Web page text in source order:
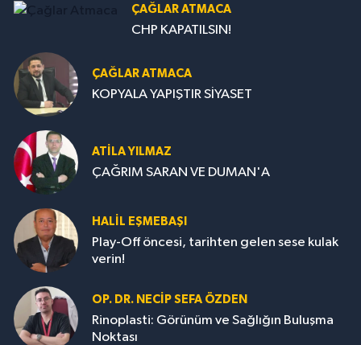
ÇAĞLAR ATMACA
CHP KAPATILSIN!
ÇAĞLAR ATMACA
KOPYALA YAPIŞTIR SİYASET
ATILA YILMAZ
ÇAĞRIM SARAN VE DUMAN'A
HALIL EŞMEBAŞI
Play-Off öncesi, tarihten gelen sese kulak
verin!
OP. DR. NECIP SEFA ÖZDEN
Rinoplasti: Görünüm ve Sağlığın Buluşma
Noktası